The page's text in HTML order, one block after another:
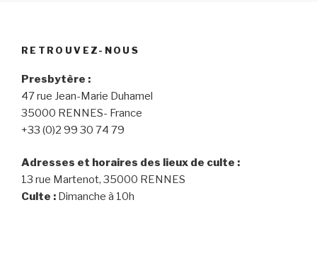
RETROUVEZ-NOUS
Presbytère :
47 rue Jean-Marie Duhamel
35000 RENNES- France
+33 (0)2 99 30 74 79
Adresses et horaires des lieux de culte :
13 rue Martenot, 35000 RENNES
Culte : Dimanche à 10h